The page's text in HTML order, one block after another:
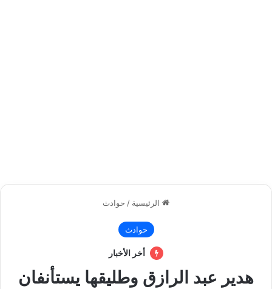
الرئيسية / حوادث
حوادث
أخر الأخبار
هدير عبد الرازق وطليقها يستأنفان